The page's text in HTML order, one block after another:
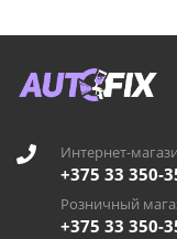
Интернет-
+375 33 350-
Розничный
+375 33 350-